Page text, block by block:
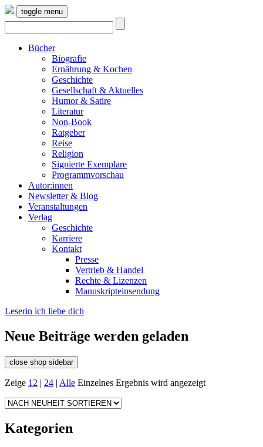
toggle menu
Bücher
Biografie
Ernährung & Kochen
Geschichte
Gesellschaft & Aktuelles
Humor & Satire
Literatur
Non-Book
Ratgeber
Reise
Religion
Signierte Exemplare
Programmvorschau
Autor:innen
Newsletter & Blog
Veranstaltungen
Verlag
Geschichte
Karriere
Kontakt
Presse
Vertrieb & Handel
Rechte & Lizenzen
Manuskripteinsendung
Leserin ich liebe dich
Neue Beiträge werden geladen
close shop sidebar
Zeige 12 | 24 | Alle Einzelnes Ergebnis wird angezeigt
Kategorien